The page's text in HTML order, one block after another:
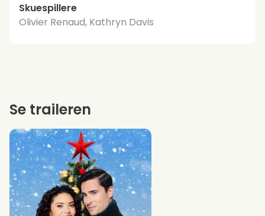
Skuespillere
Olivier Renaud, Kathryn Davis
Se traileren